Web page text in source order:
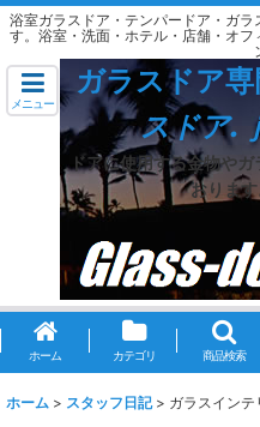
浴室ガラスドア・テンパードア・ガ
す。浴室・洗面・ホテル・店舗・オ
メニュー
ガラスドア専
スドア.
ドアに使用する金物や
おります
ホーム カテゴリ 商品検索
ホーム > スタッフ日記 > ガラスイン